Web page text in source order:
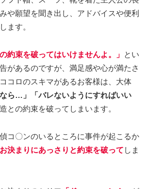
や願望を聞き出し、アドバイスや便利
ます。
の約束を破ってはいけませんよ。」 とい
があるのですが、満足感や心が満たさ
コロのスキマがあるお客様は、大体
なら…」「バレないようにすればいい
との約束を破ってしまいます。
コ〇ンのいるところに事件が起こるか
お決まりにあっさりと約束を破って しま